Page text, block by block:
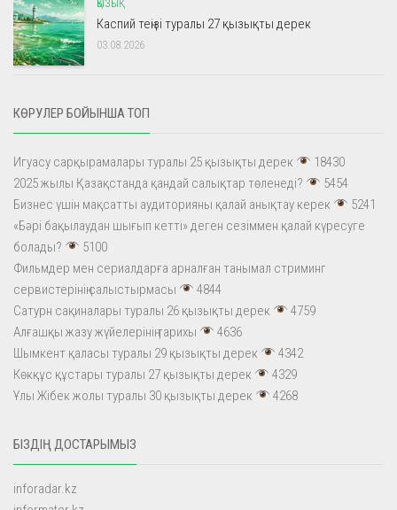
ҚЫЗЫҚ
Каспий теңізі туралы 27 қызықты дерек
03.08.2026
КӨРУЛЕР БОЙЫНША ТОП
Игуасу сарқырамалары туралы 25 қызықты дерек
18430
2025 жылы Қазақстанда қандай салықтар төленеді?
5454
Бизнес үшін мақсатты аудиторияны қалай анықтау керек
5241
«Бәрі бақылаудан шығып кетті» деген сезіммен қалай күресуге
болады?
5100
Фильмдер мен сериалдарға арналған танымал стриминг
сервистерінің салыстырмасы
4844
Сатурн сақиналары туралы 26 қызықты дерек
4759
Алғашқы жазу жүйелерінің тарихы
4636
Шымкент қаласы туралы 29 қызықты дерек
4342
Көкқұс құстары туралы 27 қызықты дерек
4329
Ұлы Жібек жолы туралы 30 қызықты дерек
4268
БІЗДІҢ ДОСТАРЫМЫЗ
inforadar.kz